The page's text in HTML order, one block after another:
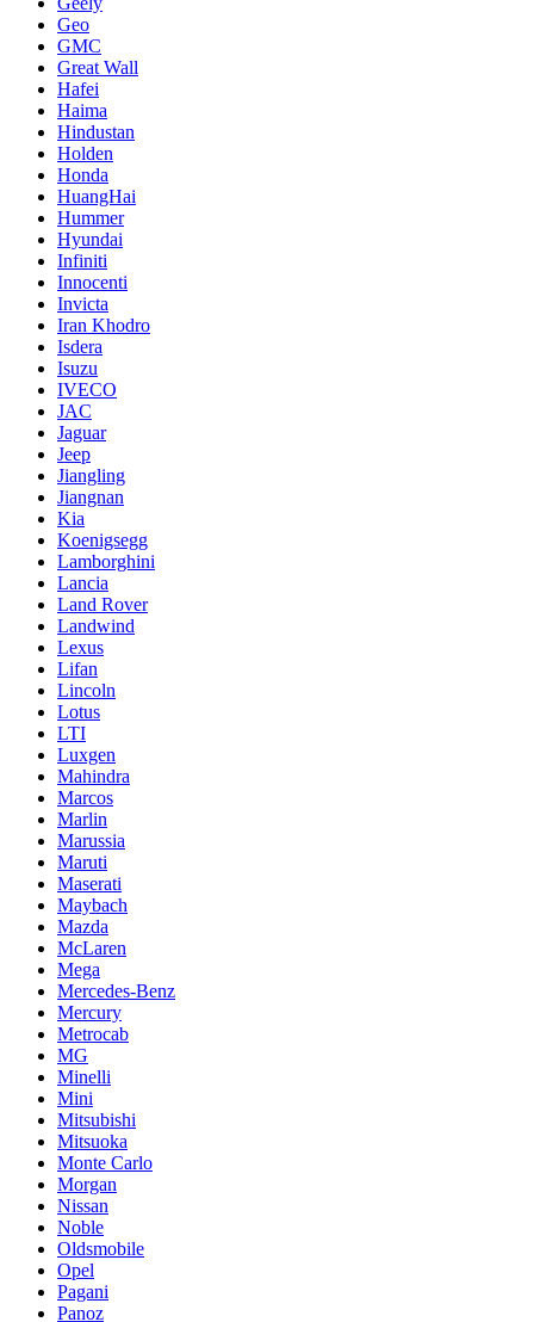
Geo
GMC
Great Wall
Hafei
Haima
Hindustan
Holden
Honda
HuangHai
Hummer
Hyundai
Infiniti
Innocenti
Invicta
Iran Khodro
Isdera
Isuzu
IVECO
JAC
Jaguar
Jeep
Jiangling
Jiangnan
Kia
Koenigsegg
Lamborghini
Lancia
Land Rover
Landwind
Lexus
Lifan
Lincoln
Lotus
LTI
Luxgen
Mahindra
Marcos
Marlin
Marussia
Maruti
Maserati
Maybach
Mazda
McLaren
Mega
Mercedes-Benz
Mercury
Metrocab
MG
Minelli
Mini
Mitsubishi
Mitsuoka
Monte Carlo
Morgan
Nissan
Noble
Oldsmobile
Opel
Pagani
Panoz